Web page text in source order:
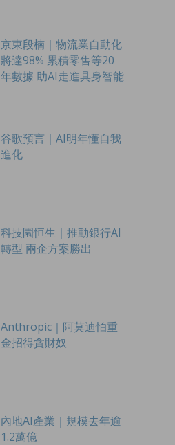
京東段楠｜物流業自動化
將達98% 累積零售等20
年數據 助AI走進具身智能
谷歌預言｜AI明年懂自我
進化
科技園恒生｜推動銀行AI
轉型 兩企方案勝出
Anthropic｜阿莫迪怕重
金招得貪財奴
內地AI產業｜規模去年逾
1.2萬億